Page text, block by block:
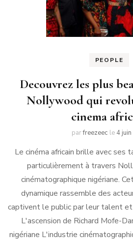
PEOPLE
Decouvrez les plus
Nollywood qui
cinema
parfreezeec le 4
Le cinéma africain brille avec ses
particulièrement à travers
cinématographique nigériane.
dynamique rassemble des
captivent le public par leur talent et
L'ascension de Richard Mofe-
nigériane L'industrie